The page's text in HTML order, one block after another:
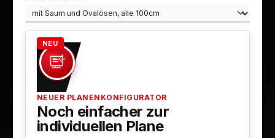
NEU
NEUER PLANENKONFIGURATOR
Noch einfacher zur
individuellen Plane